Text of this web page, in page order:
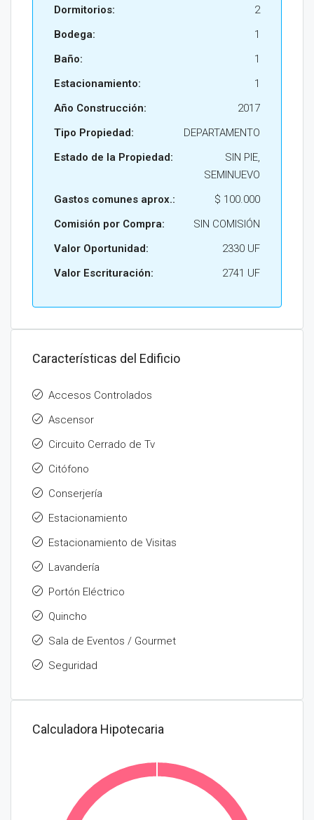
Dormitorios:
2
Bodega:
1
Baño:
1
Estacionamiento:
1
Año Construcción:
2017
Tipo Propiedad:
DEPARTAMENTO
Estado de la Propiedad:
SIN PIE,
SEMINUEVO
Gastos comunes aprox.:
$ 100.000
Comisión por Compra:
SIN COMISIÓN
Valor Oportunidad:
2330 UF
Valor Escrituración:
2741 UF
Características del Edificio
Accesos Controlados
Ascensor
Circuito Cerrado de Tv
Citófono
Conserjería
Estacionamiento
Estacionamiento de Visitas
Lavandería
Portón Eléctrico
Quincho
Sala de Eventos / Gourmet
Seguridad
Calculadora Hipotecaria